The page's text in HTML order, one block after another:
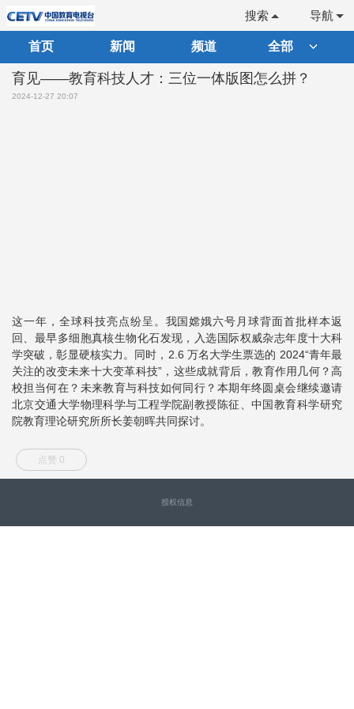
导航
搜索
首页 新闻 频道 全部
育见——教育科技人才：三位一体版图怎么拼？
2024-12-27 20:07
这一年，全球科技亮点纷呈。我国嫦娥六号月球背面首批样本返
回、最早多细胞真核生物化石发现，入选国际权威杂志年度十大科
学突破，彰显硬核实力。同时，2.6 万名大学生票选的 2024“青年最
关注的改变未来十大变革科技”，这些成就背后，教育作用几何？高
校担当何在？未来教育与科技如何同行？本期年终圆桌会继续邀请
北京交通大学物理科学与工程学院副教授陈征、中国教育科学研究
院教育理论研究所所长姜朝晖共同探讨。
点赞 0
授权信息